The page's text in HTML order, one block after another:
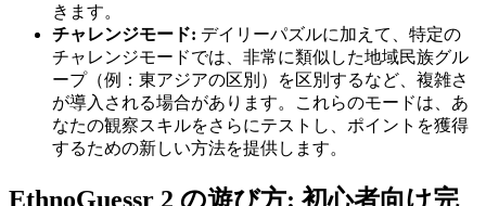
きます。
チャレンジモード: デイリーパズルに加えて、特定の
チャレンジモードでは、非常に類似した地域民族グル
ープ（例：東アジアの区別）を区別するなど、複雑さ
が導入される場合があります。これらのモードは、あ
なたの観察スキルをさらにテストし、ポイントを獲得
するための新しい方法を提供します。
EthnoGuessr 2 の遊び方: 初心者向け完